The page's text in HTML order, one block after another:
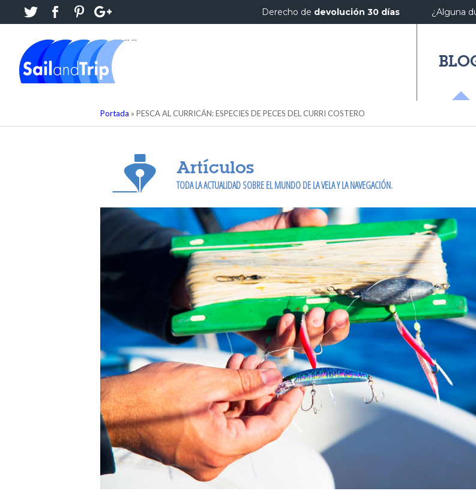
Derecho de devolución 30 días ¿Alguna
... ...
Portada » PESCA AL CURRICÁN: ESPECIES DE PECES DEL CURRI COSTERO
Artículos
TODA LA ACTUALIDAD SOBRE EL MUNDO DE LA VELA Y LA NAVEGACIÓN.